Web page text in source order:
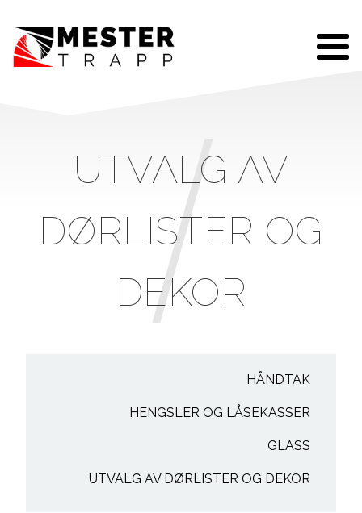
UTVALG AV
DØRLISTER OG
DEKOR
HÅNDTAK
HENGSLER OG LÅSEKASSER
GLASS
UTVALG AV DØRLISTER OG DEKOR